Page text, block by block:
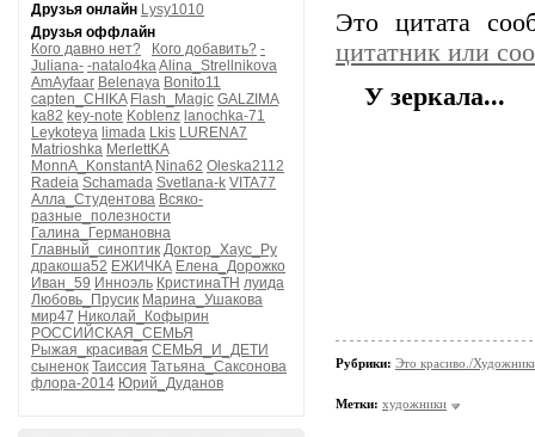
Друзья онлайн Lysy1010
Друзья оффлайн
Кого давно нет?
Кого добавить? -
Juliana- -natalo4kaAlina_Strellnikova
AmAyfaar Belenaya Bonito11
capten_CHIKA Flash_Magic GALZIMA
ka82 key-note Koblenz lanochka-71
Leykoteya limada Lkis LURENA7
Matrioshka MerlettKA
MonnA_KonstantA Nina62 Oleska2112
Radeia Schamada Svetlana-k VITA77
Алла_Студентова Всяко-
разные_полезности
Галина_Германовна
Главный_синоптик Доктор_Хаус_Ру
дракоша52 ЕЖИЧКА Елена_Дорожко
Иван_59 Инноэль КристинаТН луида
Любовь_Прусик Марина_Ушакова
мир47 Николай_Кофырин
РОССИЙСКАЯ_СЕМЬЯ
Рыжая_красивая СЕМЬЯ_И_ДЕТИ
сыненок Таиссия Татьяна_Саксонова
флора-2014 Юрий_Дуданов
Это цитата
цитатник или
У зеркала...
Рубрики: Это красиво./
Метки: художники